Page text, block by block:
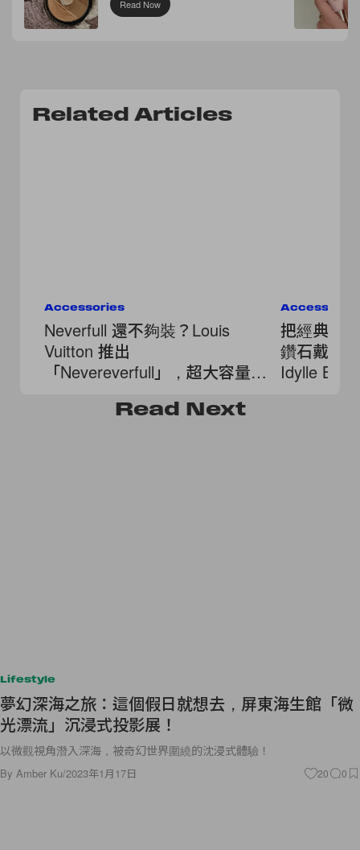
Read Now
Related Articles
Accessories
Neverfull 還不夠裝？Louis
Vuitton 推出
「Nevereverfull」，超大容量、
把經典的
鑽石戴在
Idylle
Read Next
Lifestyle
夢幻深海之旅：這個假日就想去，屏東海生館「微
光漂流」沉浸式投影展！
以微觀視角潛入深海，被奇幻世界圍繞的沈浸式體驗！
By Amber Ku/2023年1月17日 20 0